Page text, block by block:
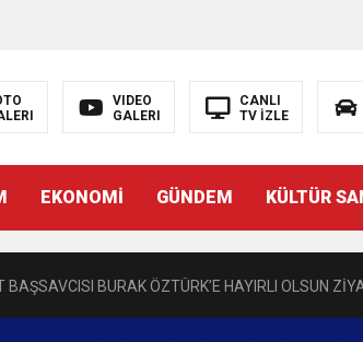
VIDEO
GALERI
CANLI
TV İZLE
EKONOMİ GÜNDEM KÜLTÜR
BAŞSAVCISI BURAK ÖZTÜRK’E HAYIRLI OLSUN